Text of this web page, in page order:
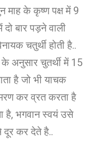
माह के कृष्ण पक्ष में 9
बार पड़ने वाली
चतुर्थी होती है..
अनुसार चुतर्थी में 15
है जो भी याचक
कर व्रत करता है
है, भगवान स्वयं उसे
दूर कर देते है..